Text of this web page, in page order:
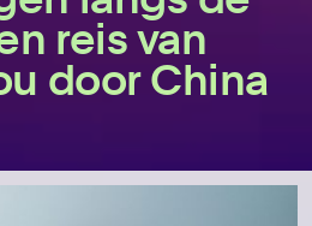
reis van
door China